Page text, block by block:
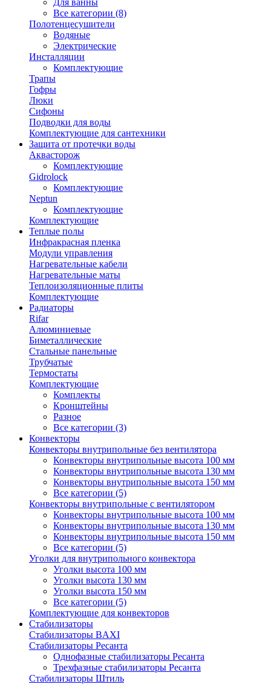
Для ванны
Все категории (8)
Полотенцесушители
Водяные
Электрические
Инсталляции
Комплектующие
Трапы
Гофры
Люки
Сифоны
Подводки для воды
Комплектующие для сантехники
Защита от протечки воды
Аквасторож
Комплектующие
Gidrolock
Комплектующие
Neptun
Комплектующие
Комплектующие
Теплые полы
Инфракрасная пленка
Модули управления
Нагревательные кабели
Нагревательные маты
Теплоизоляционные плиты
Комплектующие
Радиаторы
Rifar
Алюминиевые
Биметаллические
Стальные панельные
Трубчатые
Термостаты
Комплектующие
Комплекты
Кронштейны
Разное
Все категории (3)
Конвекторы
Конвекторы внутрипольные без вентилятора
Конвекторы внутрипольные высота 100 мм
Конвекторы внутрипольные высота 130 мм
Конвекторы внутрипольные высота 150 мм
Все категории (5)
Конвекторы внутрипольные с вентилятором
Конвекторы внутрипольные высота 100 мм
Конвекторы внутрипольные высота 130 мм
Конвекторы внутрипольные высота 150 мм
Все категории (5)
Уголки для внутрипольного конвектора
Уголки высота 100 мм
Уголки высота 130 мм
Уголки высота 150 мм
Все категории (5)
Комплектующие для конвекторов
Стабилизаторы
Стабилизаторы BAXI
Стабилизаторы Ресанта
Однофазные стабилизаторы Ресанта
Трехфазные стабилизаторы Ресанта
Стабилизаторы Штиль